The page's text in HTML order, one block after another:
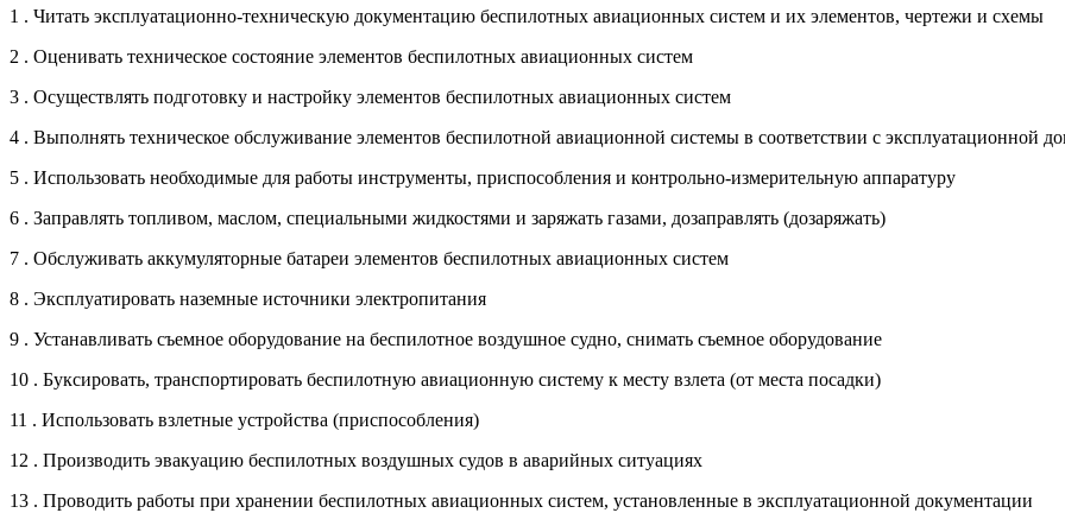
1 . Читать эксплуатационно-техническую документацию беспилотных авиационных систем и их элементов, чертежи и схемы
2 . Оценивать техническое состояние элементов беспилотных авиационных систем
3 . Осуществлять подготовку и настройку элементов беспилотных авиационных систем
4 . Выполнять техническое обслуживание элементов беспилотной авиационной системы в соответствии с эксплуатационной
5 . Использовать необходимые для работы инструменты, приспособления и контрольно-измерительную аппаратуру
6 . Заправлять топливом, маслом, специальными жидкостями и заряжать газами, дозаправлять (дозаряжать)
7 . Обслуживать аккумуляторные батареи элементов беспилотных авиационных систем
8 . Эксплуатировать наземные источники электропитания
9 . Устанавливать съемное оборудование на беспилотное воздушное судно, снимать съемное оборудование
10 . Буксировать, транспортировать беспилотную авиационную систему к месту взлета (от места посадки)
11 . Использовать взлетные устройства (приспособления)
12 . Производить эвакуацию беспилотных воздушных судов в аварийных ситуациях
13 . Проводить работы при хранении беспилотных авиационных систем, установленные в эксплуатационной документации